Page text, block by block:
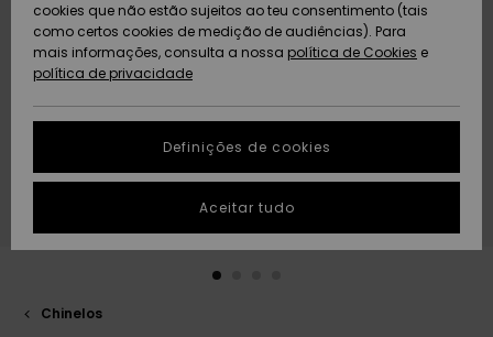
Artigos
recém-
chegados
Coleções
Artigos
recém-
chegados
Highlights
Community
AJUDA
Protecção de
dados
Guia de
tamanhos
conversa para
obteres a
resposta mais
rápida à tua
SUSTAINABILITY
PRESENTE
DESEJO
Chinelos
cookies que não estão sujeitos ao teu consentimento (tais
como certos cookies de medição de audiências). Para
mais informações, consulta a nossa política de Cookies e
política de privacidade
Definições de cookies
Aceitar tudo